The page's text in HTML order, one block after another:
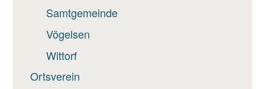
Samtgemeinde
Vögelsen
Wittorf
Ortsverein